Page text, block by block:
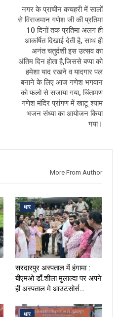
नगर के प्राचीन कचहरी में सालों
से विराजमान गणेश जी की प्रतिमा
10 दिनों तक प्रतिमा अलग ही
आकर्षित दिखाई देती है, साथ ही
अनंत चतुर्दशी इस उत्सव का
अंतिम दिन होता है,जिससे बप्पा को
हमेशा याद रखने व यादगार पल
बनाने के लिए आज गणेश भगवान
को फलो से सजाया गया, चिंतामण
गणेश मंदिर प्रांगण में खाटू श्याम
भजन संध्या का आयोजन किया
गया।
More From Author
धार
सरदारपुर अस्पताल में हंगामा :
बीएमओ डाँ.शीला मुलाल्दा पर अपने
ही अस्पताल मे आउटसोर्स…
धार